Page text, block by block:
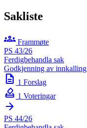
Sakliste
groups Frammøte
PS 43/26
Ferdigbehandla sak
Godkjenning av innkalling
description 1 Forslag
how_to_vote 1 Voteringar
arrow_forward
PS 44/26